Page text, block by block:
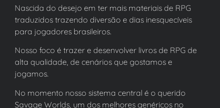
Nascida do desejo em ter mais materiais de RPG
traduzidos trazendo diversão e dias inesquecíveis
para jogadores brasileiros.
Nosso foco é trazer e desenvolver livros de RPG de
alta qualidade, de cenários que gostamos e
jogamos.
No momento nosso sistema central é o querido
Savage Worlds, um dos melhores genéricos no